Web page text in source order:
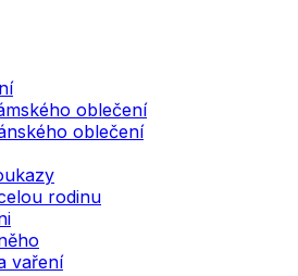
oblečení
oblečení
rodinu
vaření